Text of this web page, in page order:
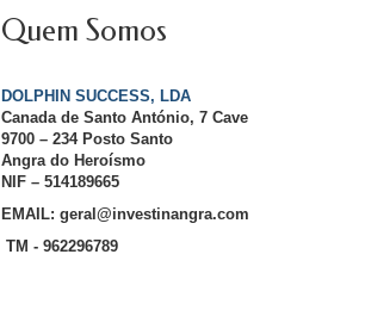
Quem Somos
DOLPHIN SUCCESS, LDA
Canada de Santo António, 7 Cave
9700 – 234 Posto Santo
Angra do Heroísmo
NIF – 514189665
EMAIL: geral@investinangra.com
TM - 962296789